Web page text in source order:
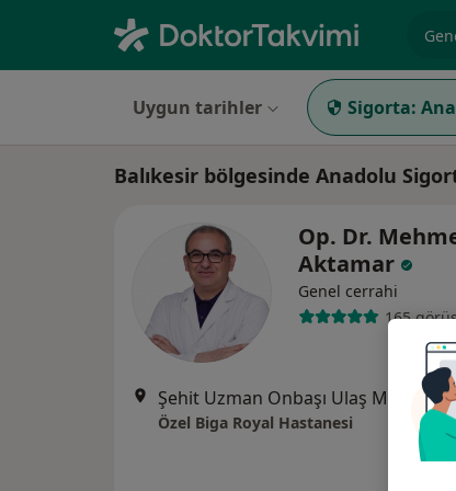
Uygun tarihler Sigorta:
Balıkesir bölgesinde Anadolu
Op. Dr.
Aktamar
Genel cerrahi
165
Özel Biga Royal Hastanesi